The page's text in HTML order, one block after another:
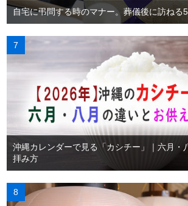
自宅に弔問する時のマナー。葬儀後に訪ねる
沖縄カレンダーで見る「カシチー」｜六月・
拝み方